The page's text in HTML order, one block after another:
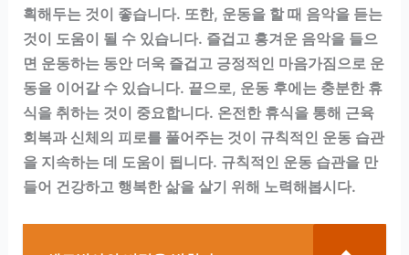
획해두는 것이 좋습니다. 또한, 운동을 할 때 음악을 듣는
것이 도움이 될 수 있습니다. 즐겁고 흥겨운 음악을 들으
면 운동하는 동안 더욱 즐겁고 긍정적인 마음가짐으로 운
동을 이어갈 수 있습니다. 끝으로, 운동 후에는 충분한 휴
식을 취하는 것이 중요합니다. 온전한 휴식을 통해 근육
회복과 신체의 피로를 풀어주는 것이 규칙적인 운동 습관
을 지속하는 데 도움이 됩니다. 규칙적인 운동 습관을 만
들어 건강하고 행복한 삶을 살기 위해 노력해봅시다.